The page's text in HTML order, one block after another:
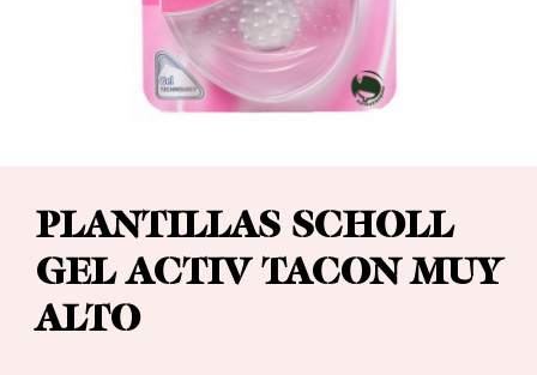
PLANTILLAS SCHOLL
GEL ACTIV TACON MUY
ALTO